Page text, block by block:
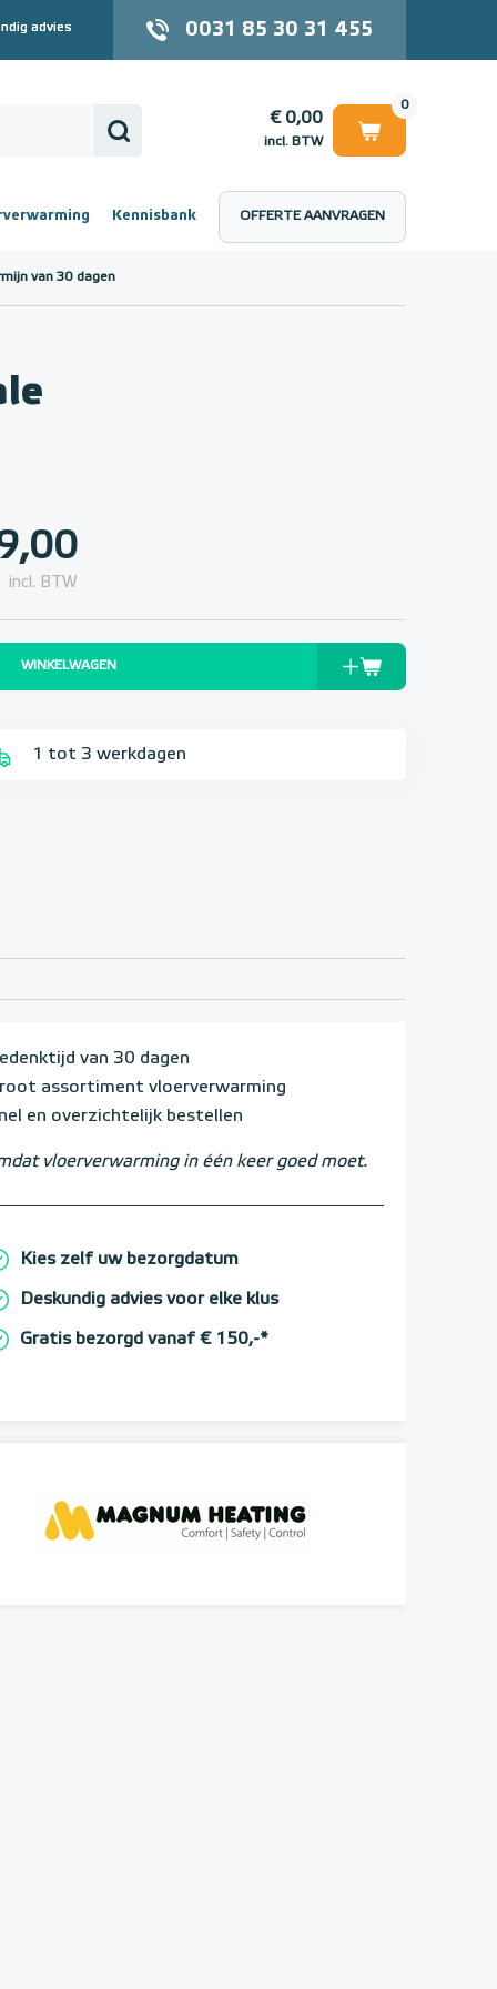
advies 0031 85 30 31 455
0
€ 0,00
incl. BTW
€ 0,00
Kennisbank OFFERTE AANVRAGEN
van 30 dagen
incl. BTW
WINKELWAGEN
1 tot 3 werkdagen
van 30 dagen
assortiment vloerverwarming
en overzichtelijk bestellen
vloerverwarming in één keer goed moet.
Kies zelf uw bezorgdatum
Deskundig advies voor elke klus
Gratis bezorgd vanaf € 150,-*